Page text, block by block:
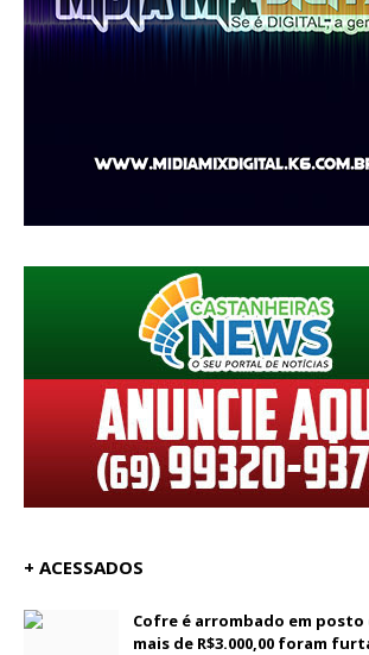
+ ACESSADOS
Cofre é arrombado em
mais de R$3.000,00 foram